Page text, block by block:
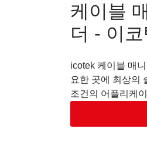
케이블
더 - 이코
icotek 케이블 매
요한 곳에 최상의
조건의 어플리케